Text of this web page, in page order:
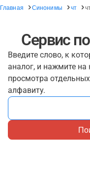
Главная Синонимы чт
Сервис
Введите слово, к
аналог, и нажмите
просмотра
алфавиту.